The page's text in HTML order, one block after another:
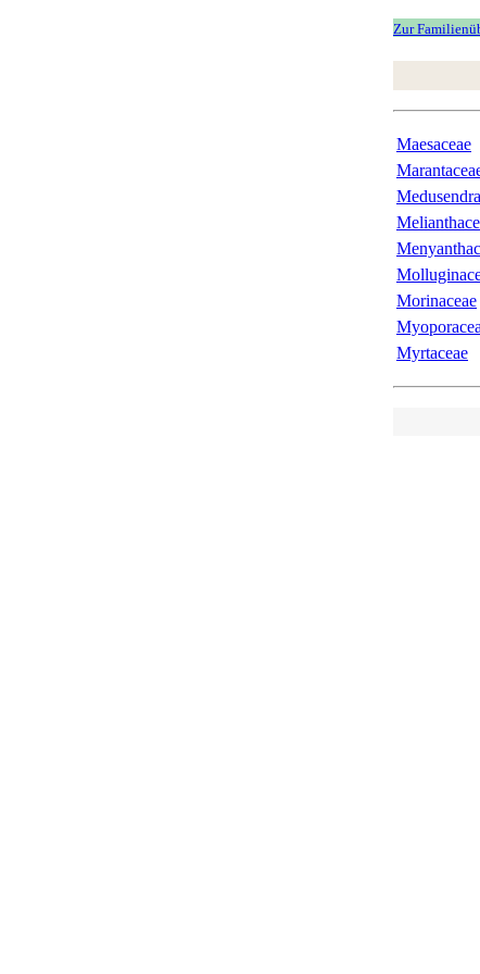
Zur
Maesaceae
Morinaceae
Myrtaceae